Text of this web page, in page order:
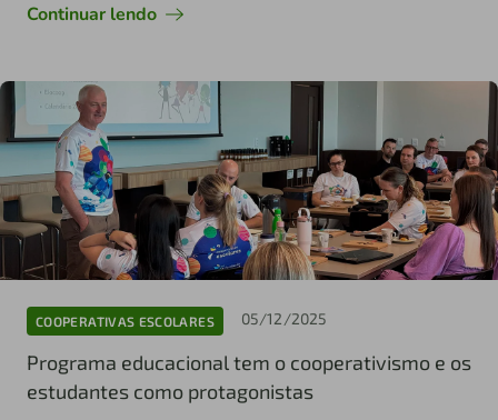
Continuar lendo
COOPERATIVAS ESCOLARES 05/12/2025
Programa educacional tem o cooperativismo e os
estudantes como protagonistas